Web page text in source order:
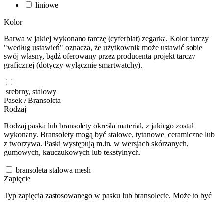
liniowe
Kolor
Barwa w jakiej wykonano tarczę (cyferblat) zegarka. Kolor tarczy
"według ustawień" oznacza, że użytkownik może ustawić sobie
swój własny, bądź oferowany przez producenta projekt tarczy
graficznej (dotyczy wyłącznie smartwatchy).
srebrny, stalowy
Pasek / Bransoleta
Rodzaj
Rodzaj paska lub bransolety określa materiał, z jakiego został
wykonany. Bransolety mogą być stalowe, tytanowe, ceramiczne lub
z tworzywa. Paski występują m.in. w wersjach skórzanych,
gumowych, kauczukowych lub tekstylnych.
bransoleta stalowa mesh
Zapięcie
Typ zapięcia zastosowanego w pasku lub bransolecie. Może to być